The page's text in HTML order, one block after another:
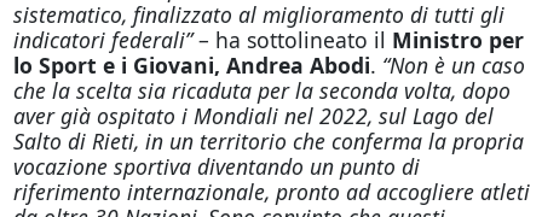
sistematico, finalizzato al miglioramento di tutti gli
indicatori federali”– ha sottolineato il Ministro per
lo Sport e i Giovani, Andrea Abodi. “Non è un caso
che la scelta sia ricaduta per la seconda volta, dopo
aver già ospitato i Mondiali nel 2022, sul Lago del
Salto di Rieti, in un territorio che conferma la propria
vocazione sportiva diventando un punto di
riferimento internazionale, pronto ad accogliere atleti